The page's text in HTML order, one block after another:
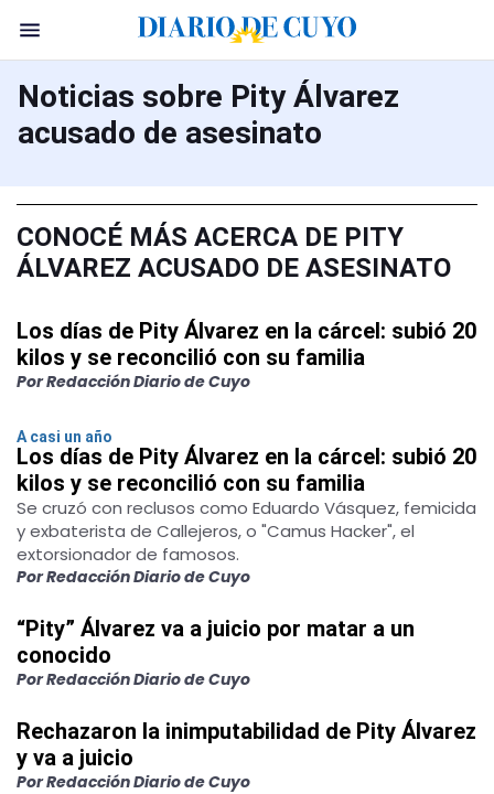
Noticias sobre Pity Álvarez
acusado de asesinato
CONOCÉ MÁS ACERCA DE PITY
ÁLVAREZ ACUSADO DE ASESINATO
Los días de Pity Álvarez en la cárcel: subió 20
kilos y se reconcilió con su familia
Por Redacción Diario de Cuyo
A casi un año
Los días de Pity Álvarez en la cárcel: subió 20
kilos y se reconcilió con su familia
Se cruzó con reclusos como Eduardo Vásquez, femicida
y exbaterista de Callejeros, o "Camus Hacker", el
extorsionador de famosos.
Por Redacción Diario de Cuyo
“Pity” Álvarez va a juicio por matar a un
conocido
Por Redacción Diario de Cuyo
Rechazaron la inimputabilidad de Pity Álvarez
y va a juicio
Por Redacción Diario de Cuyo